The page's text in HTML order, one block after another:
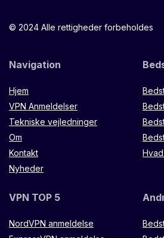
© 2024 Alle rettigheder forbeholdes
Navigation
Hjem
VPN Anmeldelser
Tekniske vejledninger
Om
Kontakt
Nyheder
VPN TOP 5
NordVPN anmeldelse